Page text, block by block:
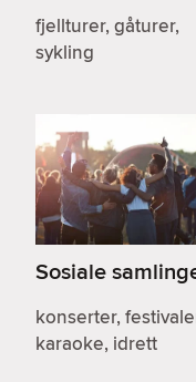
fjellturer, gåturer,
sykling
Sosiale
konserter,
karaoke, idrett